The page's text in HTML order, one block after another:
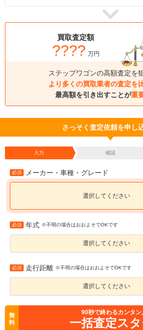
買取査定額
???? 万円
ステップワゴンの高額査定を
より多くの買取業者の査定を
最高額を引き出すことが重
さっそく査定依頼を申し
入力 確認
必須 メーカー・車種・グレード
選択してください
必須 年式 ※不明の場合はおおよそでOKです
選択してください
必須 走行距離 ※不明の場合はおおよそでOKです
選択してください
無
料
90秒で終わるカンタン
一括査定スタ